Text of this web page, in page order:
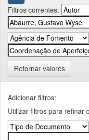
Filtros correntes:
Retornar valores
Adicionar filtros:
Utilizar filtros para refinar